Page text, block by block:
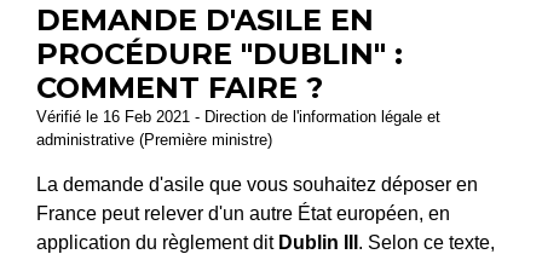
DEMANDE D'ASILE EN
PROCÉDURE "DUBLIN" :
COMMENT FAIRE ?
Vérifié le 16 Feb 2021 - Direction de l'information légale et
administrative (Première ministre)
La demande d'asile que vous souhaitez déposer en
France peut relever d'un autre État européen, en
application du règlement dit Dublin III . Selon ce texte,